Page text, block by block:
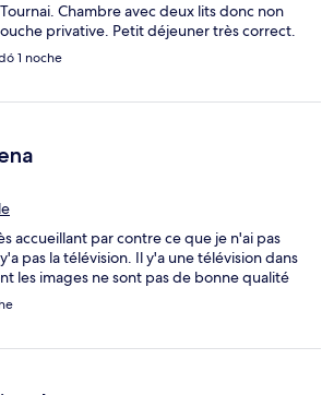
Chambre avec deux lits donc non
privative. Petit déjeuner très correct.
1 noche
accueillant par contre ce que je n'ai pas
pas la télévision. Il y'a une télévision dans
les images ne sont pas de bonne qualité